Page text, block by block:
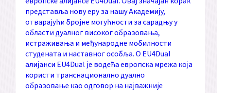
представља нову еру за нашу Академију,
отварајући бројне могућности за сарадњу у
области дуалног високог образовања,
истраживања и међународне мобилности
студената и наставног особља. О EU4Dual
алијанси EU4Dual је водећа европска мрежа која
користи транснационално дуално
образовање као одговор на најважније